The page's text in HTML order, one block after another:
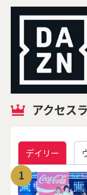
アクセス
デイリー
1